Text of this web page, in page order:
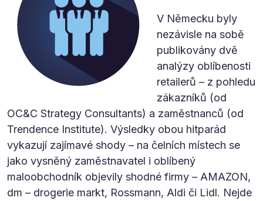
V Německu byly
nezávisle na sobě
publikovány dvě
analýzy oblíbenosti
retailerů – z pohledu
zákazníků (od
OC&C Strategy Consultants) a zaměstnanců (od
Trendence Institute). Výsledky obou hitparád
vykazují zajímavé shody – na čelních místech se
jako vysněný zaměstnavatel i oblíbený
maloobchodník objevily shodné firmy – AMAZON,
dm – drogerie markt, Rossmann, Aldi či Lidl. Nejde